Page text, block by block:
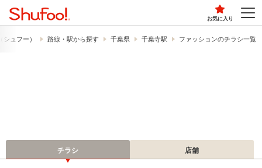
お気に入り
ュフー） 路線・駅から探す 千葉県 千葉寺駅 ファッションのチラシ一覧
チラシ 店舗